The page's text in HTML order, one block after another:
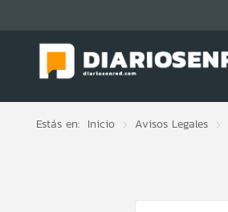
Estás en: Inicio Avisos Legales